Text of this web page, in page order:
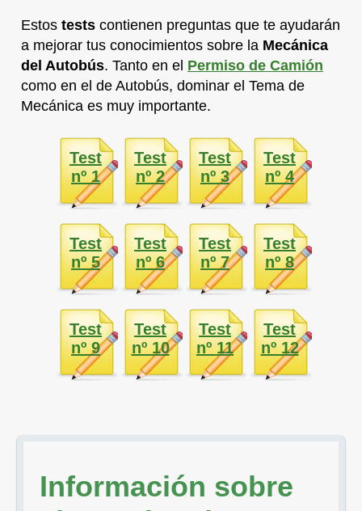
Estos tests contienen preguntas que te ayudarán
a mejorar tus conocimientos sobre la Mecánica
del Autobús. Tanto en el Permiso de Camión
como en el de Autobús, dominar el Tema de
Mecánica es muy importante.
Test
nº 1
Test
nº 2
Test
nº 3
Test
nº 4
Test
nº 5
Test
nº 6
Test
nº 7
Test
nº 8
Test
nº 9
Test
nº 10
Test
nº 11
Test
nº 12
Información sobre